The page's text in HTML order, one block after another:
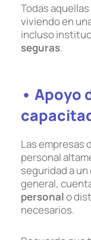
Todas
viviendo en
incluso
seguras.
• Apoyo
Las empresas
personal
seguridad a
general,
personalo
necesarios.